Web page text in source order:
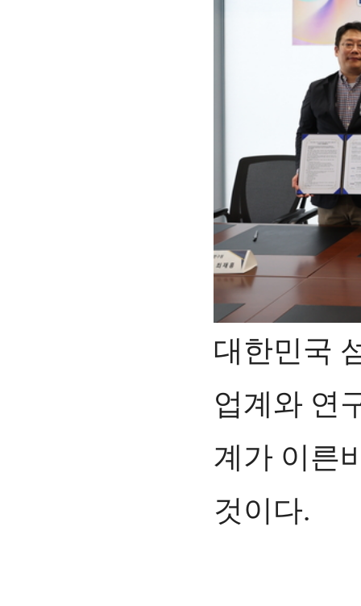
대한민국
업계와 연
계가 이른
것이다.